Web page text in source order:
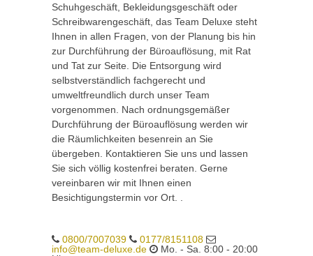
Schuhgeschäft, Bekleidungsgeschäft oder
Schreibwarengeschäft, das Team Deluxe steht
Ihnen in allen Fragen, von der Planung bis hin
zur Durchführung der Büroauflösung, mit Rat
und Tat zur Seite. Die Entsorgung wird
selbstverständlich fachgerecht und
umweltfreundlich durch unser Team
vorgenommen. Nach ordnungsgemäßer
Durchführung der Büroauflösung werden wir
die Räumlichkeiten besenrein an Sie
übergeben. Kontaktieren Sie uns und lassen
Sie sich völlig kostenfrei beraten. Gerne
vereinbaren wir mit Ihnen einen
Besichtigungstermin vor Ort. .
0800/7007039
0177/8151108
info@team-deluxe.de
Mo. - Sa. 8:00 - 20:00